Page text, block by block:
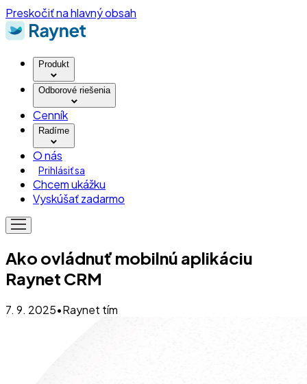
Preskočiť na hlavný obsah
Produkt
Odborové riešenia
Cenník
Radíme
O nás
Prihlásiť sa
Chcem ukážku
Vyskúšať zadarmo
Ako ovládnuť mobilnú aplikáciu
Raynet CRM
7. 9. 2025•Raynet tím